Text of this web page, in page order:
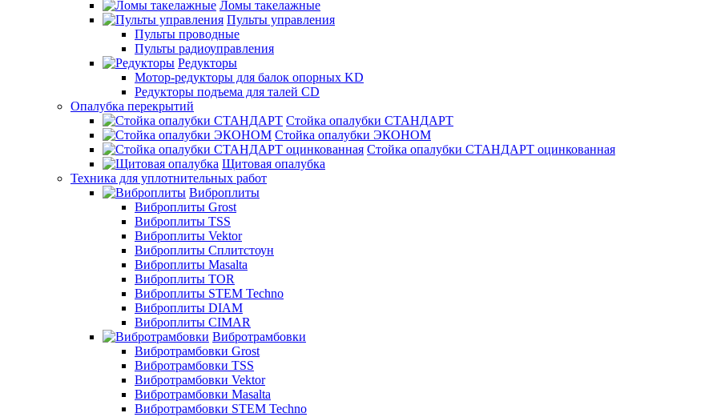
Ломы такелажные
Пульты управления
Пульты проводные
Пульты радиоуправления
Редукторы
Мотор-редукторы для балок опорных KD
Редукторы подъема для талей CD
Опалубка перекрытий
Стойка опалубки СТАНДАРТ
Стойка опалубки ЭКОНОМ
Стойка опалубки СТАНДАРТ оцинкованная
Щитовая опалубка
Техника для уплотнительных работ
Виброплиты
Виброплиты Grost
Виброплиты TSS
Виброплиты Vektor
Виброплиты Сплитстоун
Виброплиты Masalta
Виброплиты TOR
Виброплиты STEM Techno
Виброплиты DIAM
Виброплиты CIMAR
Вибротрамбовки
Вибротрамбовки Grost
Вибротрамбовки TSS
Вибротрамбовки Vektor
Вибротрамбовки Masalta
Вибротрамбовки STEM Techno